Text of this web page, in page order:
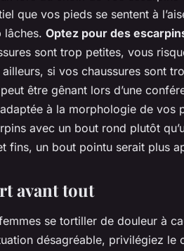
que vos pieds se sentent à
lâches. Optez pour des
sont trop petites, vous
si vos chaussures sont
être gênant lors d’une
à la morphologie de vos
avec un bout rond plutôt
fins, un bout pointu serait plus
avant tout
se tortiller de douleur à
désagréable, privilégiez